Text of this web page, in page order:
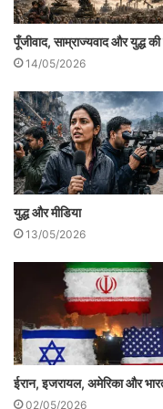
पहला गृहयुद्ध
जाकर खत्म हुआ।
समझौते से हुई
आंतरिक
दक्षिण के बीच की
पूँजीवाद, साम्राज्यवाद और युद्ध
14/05/2026
युद्ध और मीडिया
13/05/2026
ईरान, इजरायल, अमेरिका और
02/05/2026